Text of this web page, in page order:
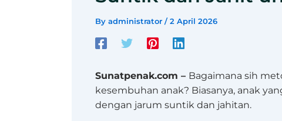
By administrator /2 April 2026
Sunatpenak.com – Bagaimana sih
kesembuhan anak? Biasanya, anak
dengan jarum suntik dan jahitan.